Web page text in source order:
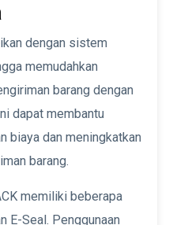
dengan sistem
memudahkan
barang dengan
dapat membantu
biaya dan meningkatkan
barang.
memiliki beberapa
E-Seal. Penggunaan